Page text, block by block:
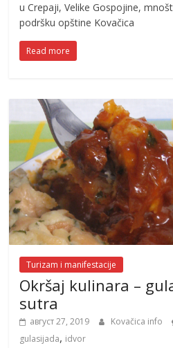
u Crepaji, Velike Gospojine,
podršku opštine Kovačica
Read more
Turizam i manifestacije
Okršaj kulinara –
sutra
август 27, 2019 Kovačica info
gulasijada, idvor